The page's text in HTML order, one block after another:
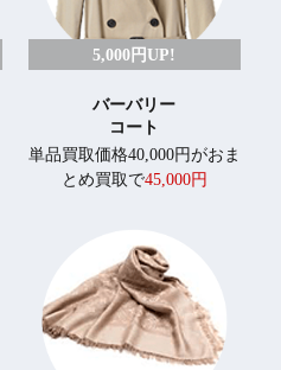
5,000円UP!
バーバリー
コート
単品買取価格40,000円がおま
とめ買取で45,000円